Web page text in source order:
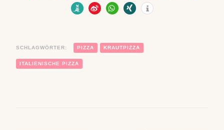
SCHLAGWÖRTER: PIZZA KRAUTPIZZA
ITALIENISCHE PIZZA